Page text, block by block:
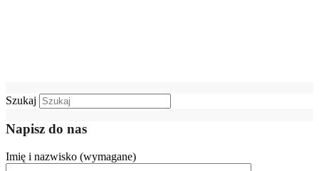
Szukaj
Napisz do nas
Imię i nazwisko (wymagane)